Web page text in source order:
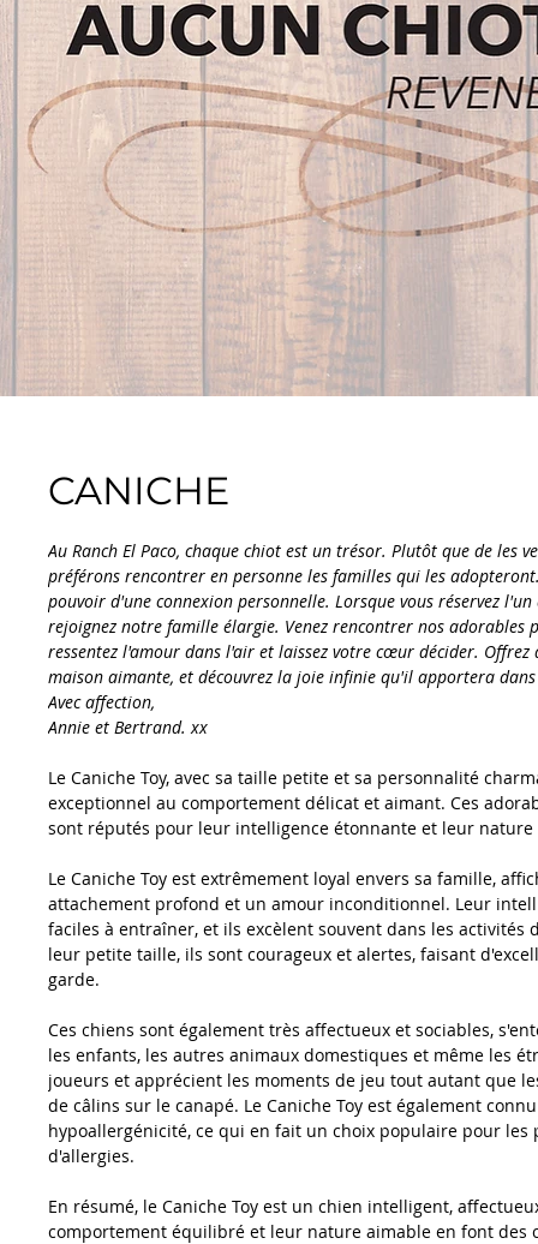
CANICHE
Au Ranch El Paco, chaque chiot est un trésor. Plutôt que de les
préférons rencontrer en personne les familles qui les
pouvoir d'une connexion personnelle. Lorsque vous réservez
rejoignez notre famille élargie. Venez rencontrer nos adorables
ressentez l'amour dans l'air et laissez votre cœur décider.
maison aimante, et découvrez la joie infinie qu'il apportera
Avec affection,
Annie et Bertrand. xx
Le Caniche Toy, avec sa taille petite et sa personnalité
exceptionnel au comportement délicat et aimant. Ces
sont réputés pour leur intelligence étonnante et leur nature
Le Caniche Toy est extrêmement loyal envers sa famille,
attachement profond et un amour inconditionnel. Leur
faciles à entraîner, et ils excèlent souvent dans les activités
leur petite taille, ils sont courageux et alertes, faisant
garde.
Ces chiens sont également très affectueux et sociables,
les enfants, les autres animaux domestiques et même les
joueurs et apprécient les moments de jeu tout autant que
de câlins sur le canapé. Le Caniche Toy est également
hypoallergénicité, ce qui en fait un choix populaire pour
d'allergies.
En résumé, le Caniche Toy est un chien intelligent,
comportement équilibré et leur nature aimable en font des